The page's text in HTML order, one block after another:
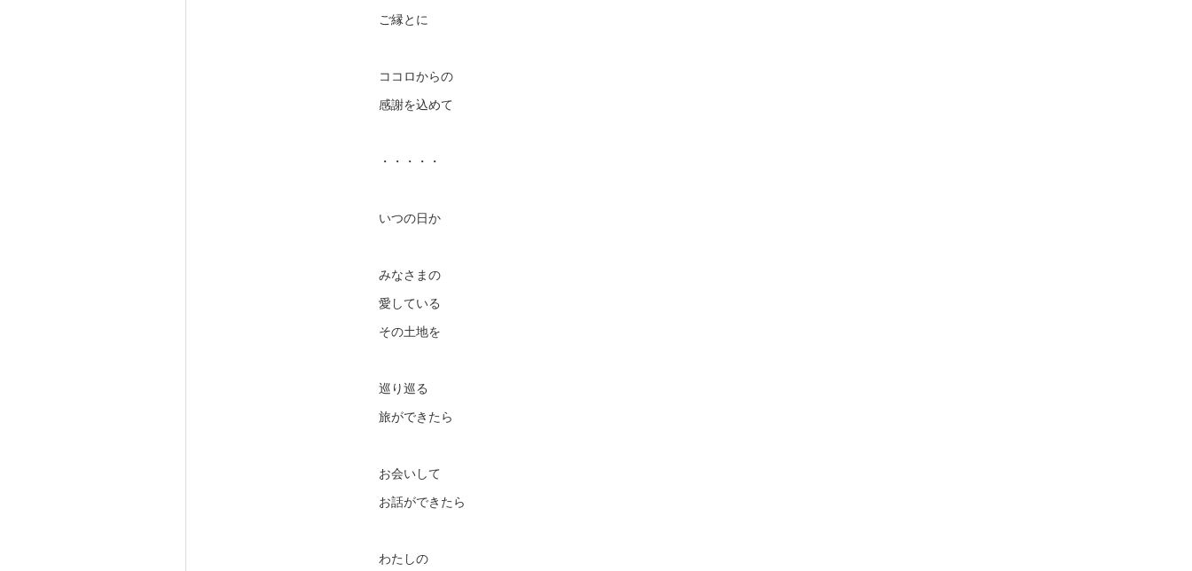
ご縁とに
ココロからの
感謝を込めて
・・・・・
いつの日か
みなさまの
愛している
その土地を
巡り巡る
旅ができたら
お会いして
お話ができたら
わたしの